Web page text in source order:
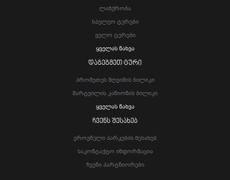
Ლაშქრობა
Სპელეო Ტურები
Ველო Ტურები
Ყველას Ნახვა
ᲓᲐᲒᲔᲒᲛᲔᲗ ᲢᲣᲠᲘ
Პრომეთეს Მღვიმის Ბილიკი
Მარტვილის Კანიონის Ბილიკი
Ყველას Ნახვა
ᲩᲕᲔᲜᲡ ᲨᲔᲡᲐᲮᲔᲑ
Ეროვნული Პარკების Შესახებ
Საკონტაქტო Ინფორმაცია
Ჩვენი Პარტნიორები